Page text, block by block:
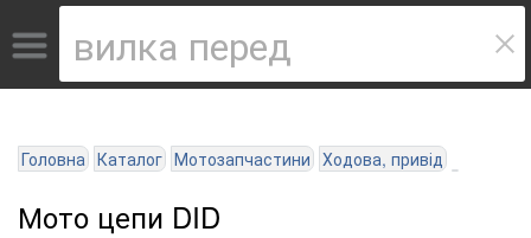
Головна Каталог Мотозапчастини Ходова, привід
Мото цепи DID